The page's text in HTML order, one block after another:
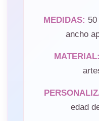
MEDIDAS:
ancho
MATERIAL:
edad